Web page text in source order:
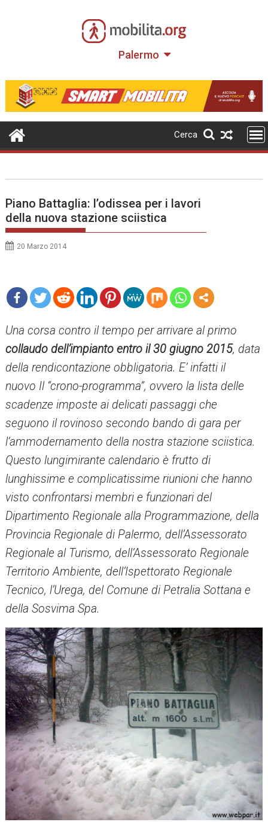
Palermo
Cerca
Piano Battaglia: l’odissea per i lavori
della nuova stazione sciistica
20 Marzo 2014
re
Una corsa contro il tempo per arrivare al primo
collaudo dell’impianto entro il 30 giugno 2015, data
della rendicontazione obbligatoria. E’ infatti il
nuovo Il “crono-programma”, ovvero la lista delle
scadenze imposte ai delicati passaggi che
seguono il rovinoso secondo bando di gara per
l’ammodernamento della nostra stazione sciistica.
Questo lungimirante calendario è frutto di
lunghissime e complicatissime riunioni che hanno
visto confrontarsi membri e funzionari del
Dipartimento Regionale alla Programmazione, della
Provincia Regionale di Palermo, dell’Assessorato
Regionale al Turismo, dell’Assessorato Regionale
Territorio Ambiente, dell’Ispettorato Regionale
Tecnico, l’Urega, del Comune di Petralia Sottana e
della Sosvima Spa.